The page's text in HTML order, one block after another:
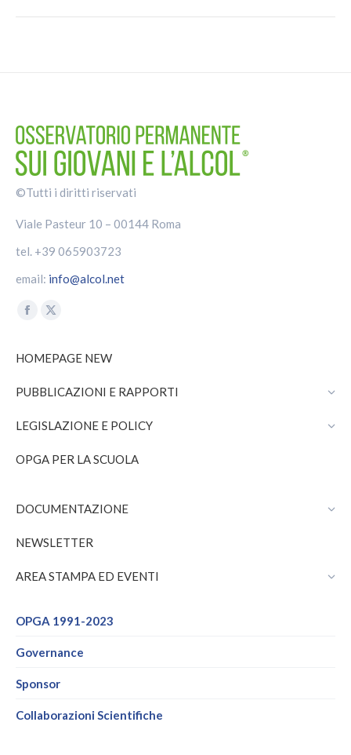
©Tutti i diritti riservati
Viale Pasteur 10 – 00144 Roma
tel. +39 065903723
email: info@alcol.net
Find us on:
Facebook
opens
new
window
X
opens
new
window
HOMEPAGE NEW
PUBBLICAZIONI E RAPPORTI
LEGISLAZIONE E POLICY
OPGA PER LA SCUOLA
DOCUMENTAZIONE
NEWSLETTER
AREA STAMPA ED EVENTI
OPGA 1991-2023
Governance
Sponsor
Collaborazioni Scientifiche